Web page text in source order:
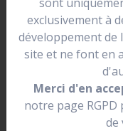
se situer dans une
Elle peut être
forme de votre logo.
exclusivement à
développement de
site et ne font en
Merci d'en
notre page
de